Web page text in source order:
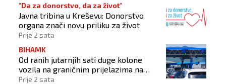
"Da za donorstvo, da za život"
Javna tribina u Kreševu: Donorstvo
organa znači novu priliku za život
Prije 2 sata
BIHAMK
Od ranih jutarnjih sati duge kolone
vozila na graničnim prijelazima na
izlazu iz BiH
Prije 2 sata